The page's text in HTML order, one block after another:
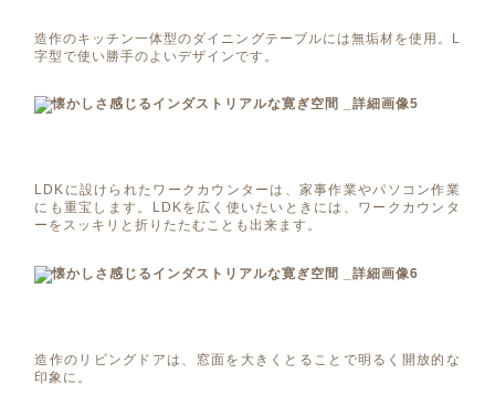
造作のキッチン一体型のダイニングテーブルには無垢材を使用。L
字型で使い勝手のよいデザインです。
LDKに設けられたワークカウンターは、家事作業やパソコン作業
にも重宝します。LDKを広く使いたいときには、ワークカウンタ
ーをスッキリと折りたたむことも出来ます。
造作のリビングドアは、窓面を大きくとることで明るく開放的な
印象に。